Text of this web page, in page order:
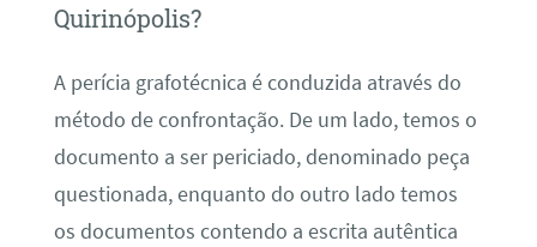
Quirinópolis?
A perícia grafotécnica é conduzida através do
método de confrontação. De um lado, temos o
documento a ser periciado, denominado peça
questionada, enquanto do outro lado temos
os documentos contendo a escrita autêntica